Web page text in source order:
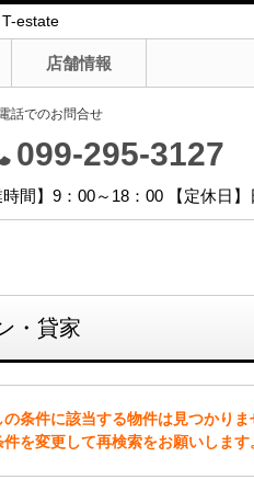
estate
店舗情報
話でのお問合せ
099-295-3127
時間】9：00～18：00 【定休日
・貸家
の条件に該当する物件は見つかりま
件を変更して再検索をお願いします